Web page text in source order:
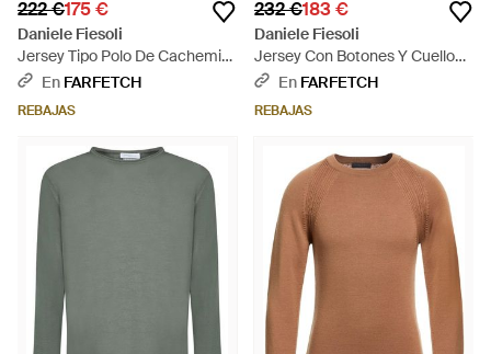
222 €175 €
Daniele Fiesoli
Jersey Tipo Polo De Cachemira
- Azul
En FARFETCH
REBAJAS
232 €183 €
Daniele Fiesoli
Jersey Con Botones Y Cuello
Alto - Blanco
En FARFETCH
REBAJAS